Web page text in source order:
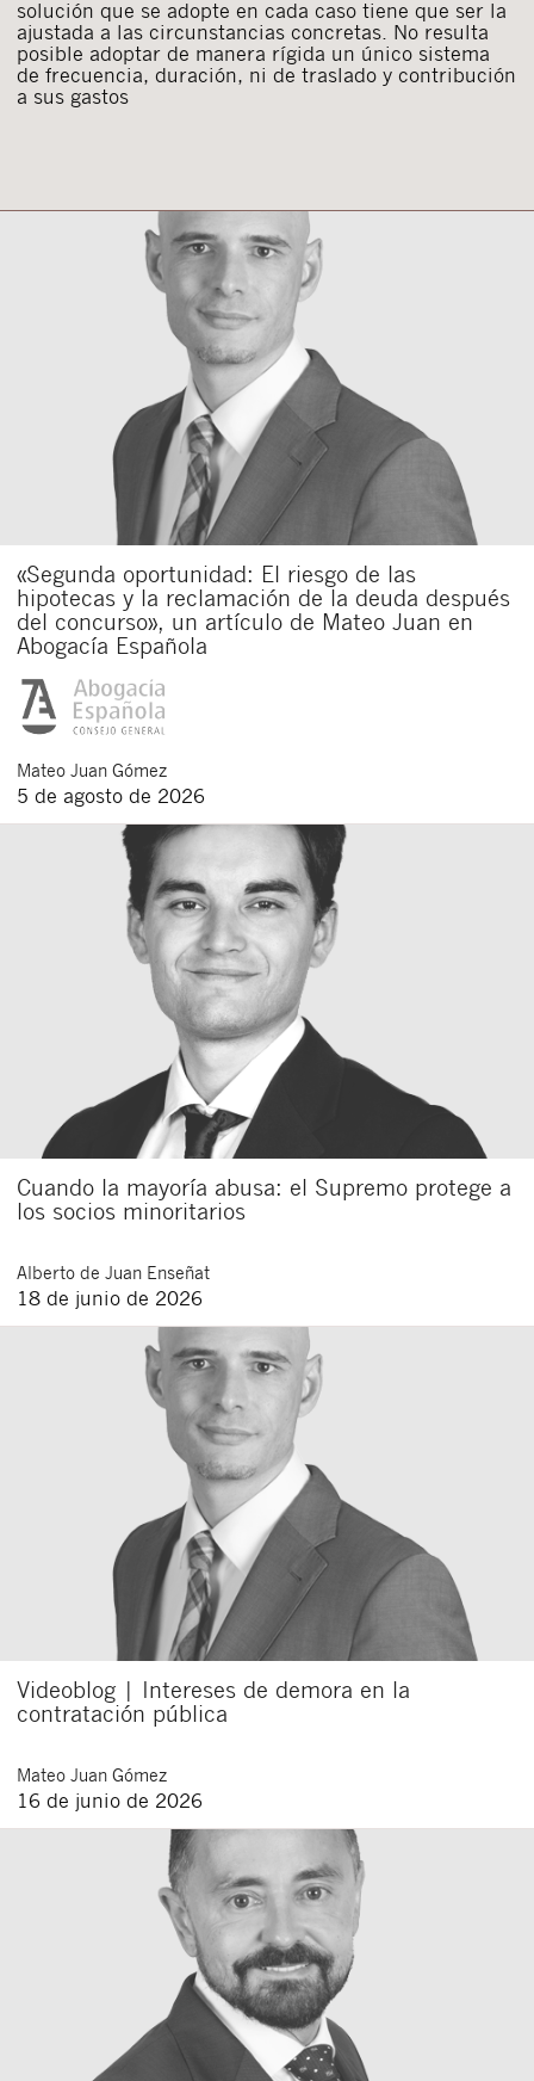
solución que se adopte en cada caso tiene que ser la
ajustada a las circunstancias concretas. No resulta
posible adoptar de manera rígida un único sistema
de frecuencia, duración, ni de traslado y contribución
a sus gastos
«Segunda oportunidad: El riesgo de las
hipotecas y la reclamación de la deuda después
del concurso», un artículo de Mateo Juan en
Abogacía Española
Mateo Juan Gómez
5 de agosto de 2026
Cuando la mayoría abusa: el Supremo protege a
los socios minoritarios
Alberto de Juan Enseñat
18 de junio de 2026
Videoblog | Intereses de demora en la
contratación pública
Mateo Juan Gómez
16 de junio de 2026